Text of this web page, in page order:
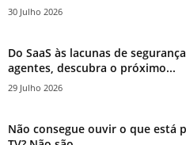
30 Julho 2026
Do SaaS às lacunas de
agentes, descubra o próximo...
29 Julho 2026
Não consegue ouvir o que está